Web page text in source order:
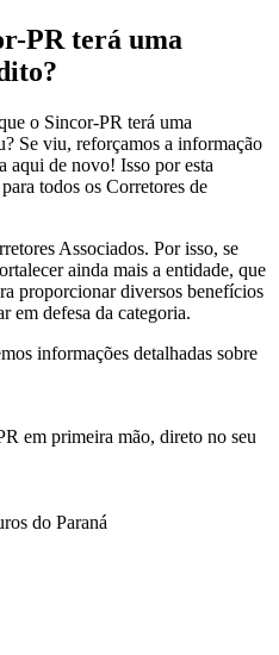
PR terá uma
o Sincor-PR terá uma
Se viu, reforçamos a informação
aqui de novo! Isso por esta
todos os Corretores de
Associados. Por isso, se
ainda mais a entidade, que
proporcionar diversos benefícios
em defesa da categoria.
informações detalhadas sobre
em primeira mão, direto no seu
do Paraná